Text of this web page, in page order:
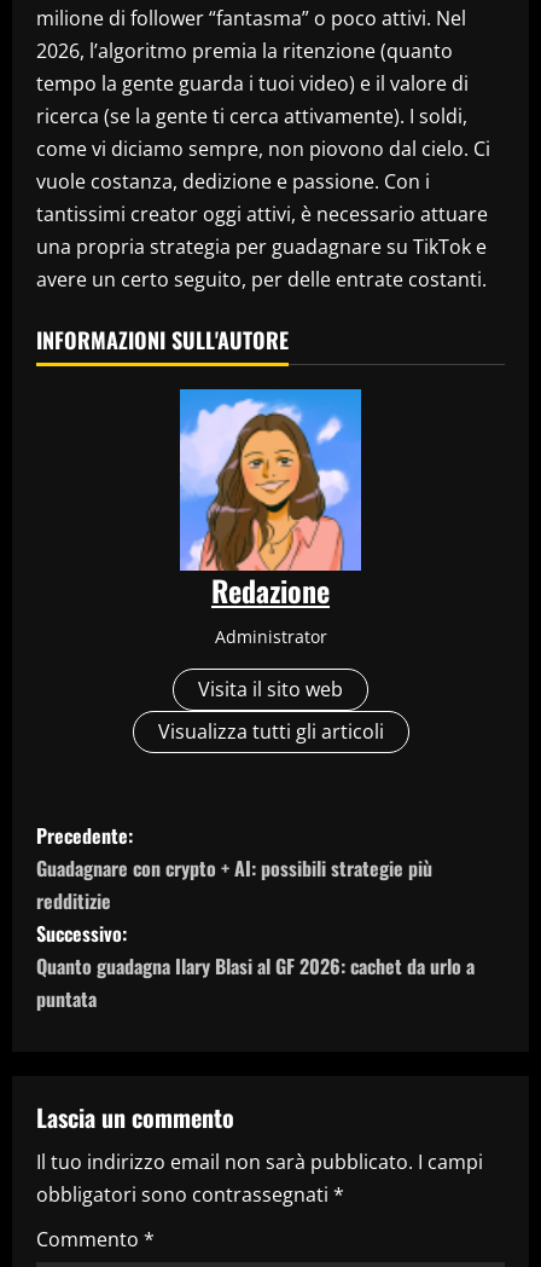
milione di follower “fantasma” o poco attivi. Nel
2026, l’algoritmo premia la ritenzione (quanto
tempo la gente guarda i tuoi video) e il valore di
ricerca (se la gente ti cerca attivamente). I soldi,
come vi diciamo sempre, non piovono dal cielo. Ci
vuole costanza, dedizione e passione. Con i
tantissimi creator oggi attivi, è necessario attuare
una propria strategia per guadagnare su TikTok e
avere un certo seguito, per delle entrate costanti.
INFORMAZIONI SULL'AUTORE
Redazione
Administrator
Visita il sito web
Visualizza tutti gli articoli
N
a
v
i
g
z
i
o
Precedente:
Guadagnare con crypto + AI: possibili strategie più
redditizie
Successivo:
Quanto guadagna Ilary Blasi al GF 2026: cachet da urlo a
puntata
Lascia un commento
Il tuo indirizzo email non sarà pubblicato. I campi
obbligatori sono contrassegnati *
Commento *